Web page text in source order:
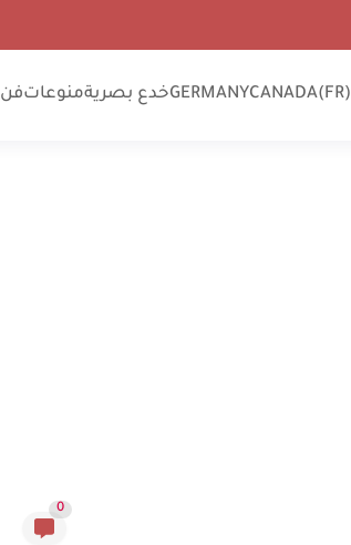
CANADA(FR)
GERMANYخدع بصريةمنوعاتفن
0